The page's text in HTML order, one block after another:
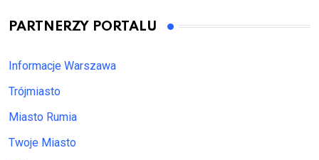
PARTNERZY PORTALU
Informacje Warszawa
Trójmiasto
Miasto Rumia
Twoje Miasto